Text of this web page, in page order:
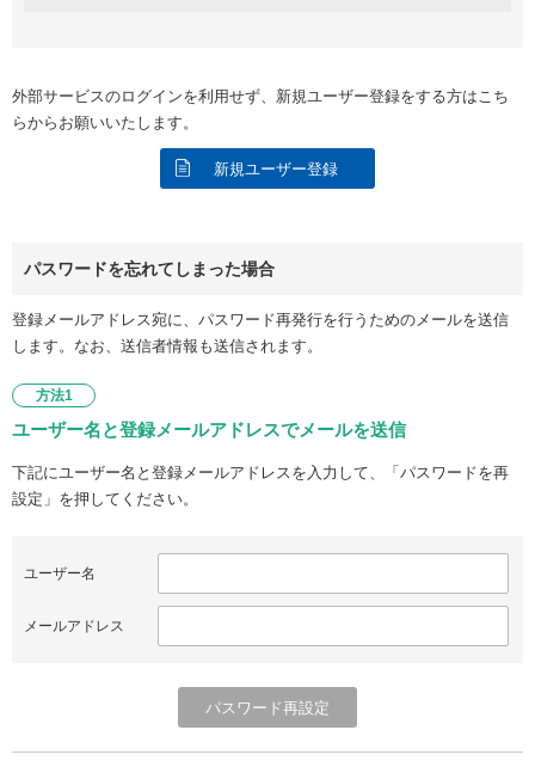
外部サービスのログインを利用せず、新規ユーザー登録をする方はこち
らからお願いいたします。
新規ユーザー登録
パスワードを忘れてしまった場合
登録メールアドレス宛に、パスワード再発行を行うためのメールを送信
します。なお、送信者情報も送信されます。
方法1
ユーザー名と登録メールアドレスでメールを送信
下記にユーザー名と登録メールアドレスを入力して、「パスワードを再
設定」を押してください。
ユーザー名
メールアドレス